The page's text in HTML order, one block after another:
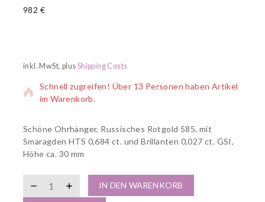
982 €
inkl. MwSt. plus Shipping Costs
3 Produkte wurden in der letzten 1 Stunde verkauft
Schnell zugreifen! Über 13 Personen haben Artikel
im Warenkorb.
Schöne Ohrhänger, Russisches Rotgold 585, mit
Smaragden HTS 0,684 ct. und Brillanten 0,027 ct. GSI,
Höhe ca. 30 mm
IN DEN WARENKORB